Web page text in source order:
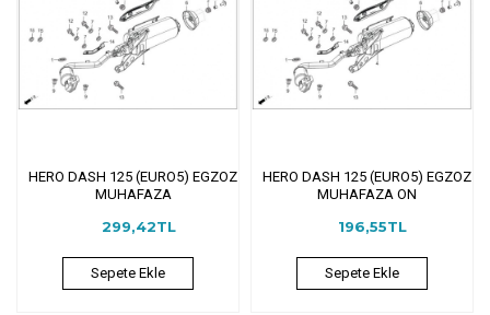
HERO DASH 125 (EURO5) EGZOZ
MUHAFAZA
299,42TL
Sepete Ekle
HERO DASH 125 (EURO5) EGZOZ
MUHAFAZA ON
196,55TL
Sepete Ekle